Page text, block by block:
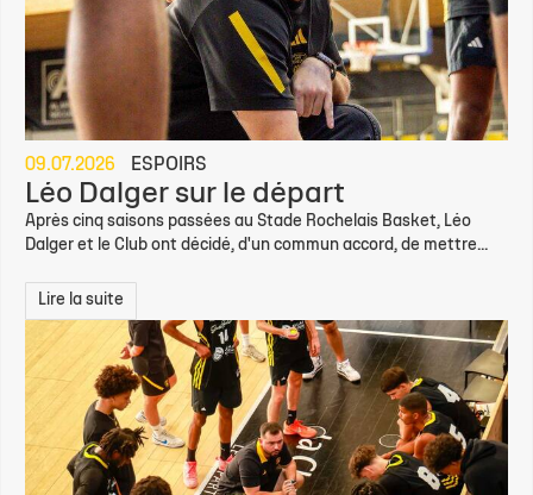
09.07.2026 ESPOIRS
Léo Dalger sur le départ
Après cinq saisons passées au Stade Rochelais Basket, Léo
Dalger et le Club ont décidé, d'un commun accord, de mettre...
Lire la suite